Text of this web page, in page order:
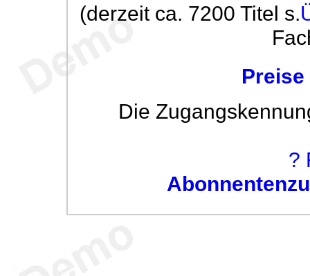
(derzeit ca. 7200 Titel s.
Die
?